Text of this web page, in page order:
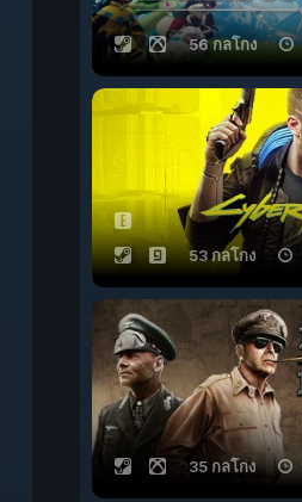
56 กลโกง
53 กลโกง
35 กลโกง